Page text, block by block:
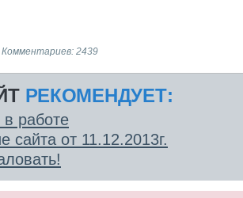
Комментариев: 2439
РЕКОМЕНДУЕТ:
работе
сайта от 11.12.2013г.